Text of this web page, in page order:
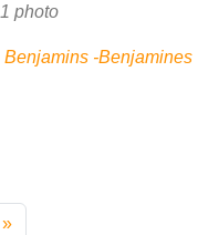
1 photo
Benjamins -Benjamines
»